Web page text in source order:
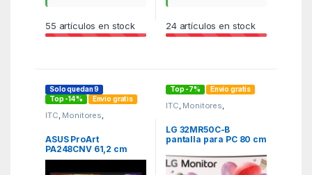
55 artículos en stock 24artículos en stock
Solo quedan 9
Top -14%
Envío gratis
ITC, Monitores,
Periféricos
ASUS ProArt
PA248CNV 61,2 cm
(24.1″) 1920 x 1200
Top -7% Envío gratis
ITC, Monitores,
Periféricos
LG 32MR50C-B
pantalla para PC 80 cm
Pixeles Full HD LCD
Negro